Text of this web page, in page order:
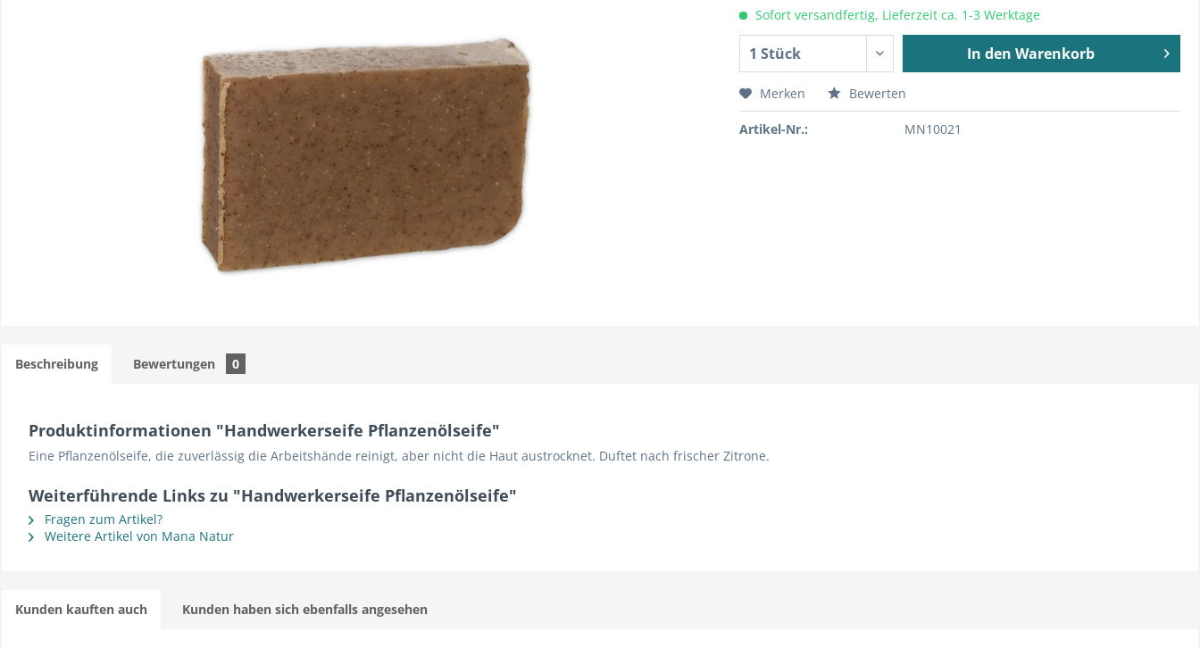
Sofort versandfertig, Lieferzeit ca. 1-3 Werktage
In den Warenkorb
Merken Bewerten
Artikel-Nr.: MN10021
Beschreibung Bewertungen 0
Produktinformationen "Handwerkerseife Pflanzenölseife"
Eine Pflanzenölseife, die zuverlässig die Arbeitshände reinigt, aber nicht die Haut austrocknet. Duftet nach frischer Zitrone.
Weiterführende Links zu "Handwerkerseife Pflanzenölseife"
Fragen zum Artikel?
Weitere Artikel von Mana Natur
Kunden kauften auch Kunden haben sich ebenfalls angesehen